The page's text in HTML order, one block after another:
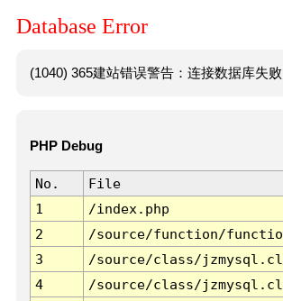
Database Error
(1040) 365建站错误警告：连接数据库失
PHP Debug
No. File
1
/index.php
2
/source/function/
3
/source/class/
4
/source/class/